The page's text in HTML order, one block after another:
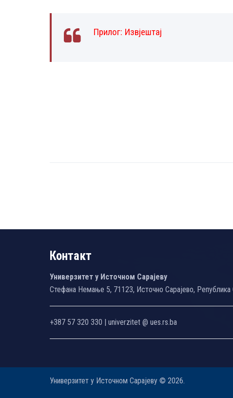
Прилог: Извјештај
Контакт
Универзитет у Источном Сарајеву
Стефана Немање 5, 71123, Источно Сарајево, Република
+387 57 320 330 | univerzitet @ ues.rs.ba
Универзитет у Источном Сарајеву © 2026.